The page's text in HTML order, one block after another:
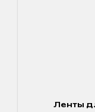
Ленты